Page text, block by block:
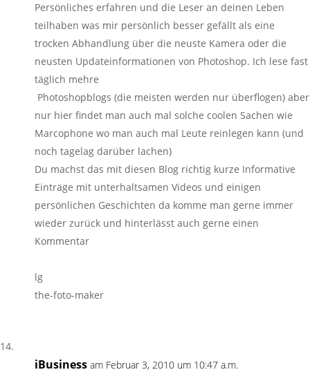
Persönliches erfahren und die Leser an deinen Leben
teilhaben was mir persönlich besser gefällt als eine
trocken Abhandlung über die neuste Kamera oder die
neusten Updateinformationen von Photoshop. Ich lese fast
täglich mehre
Photoshopblogs (die meisten werden nur überflogen) aber
nur hier findet man auch mal solche coolen Sachen wie
Marcophone wo man auch mal Leute reinlegen kann (und
noch tagelag darüber lachen)
Du machst das mit diesen Blog richtig kurze Informative
Einträge mit unterhaltsamen Videos und einigen
persönlichen Geschichten da komme man gerne immer
wieder zurück und hinterlässt auch gerne einen
Kommentar
lg
the-foto-maker
iBusiness am Februar 3, 2010 um 10:47 a.m.